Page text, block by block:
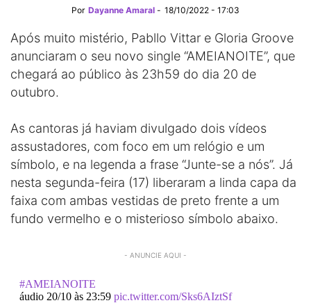
Por Dayanne Amaral - 18/10/2022 - 17:03
Após muito mistério, Pabllo Vittar e Gloria Groove
anunciaram o seu novo single “AMEIANOITE”, que
chegará ao público às 23h59 do dia 20 de
outubro.
As cantoras já haviam divulgado dois vídeos
assustadores, com foco em um relógio e um
símbolo, e na legenda a frase “Junte-se a nós”. Já
nesta segunda-feira (17) liberaram a linda capa da
faixa com ambas vestidas de preto frente a um
fundo vermelho e o misterioso símbolo abaixo.
- ANUNCIE AQUI -
#AMEIANOITE
áudio 20/10 às 23:59 pic.twitter.com/Sks6AIztSf